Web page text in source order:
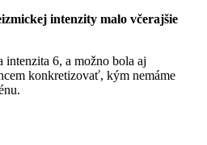
intenzity malo včerajšie
6, a možno bola aj
konkretizovať, kým nemáme